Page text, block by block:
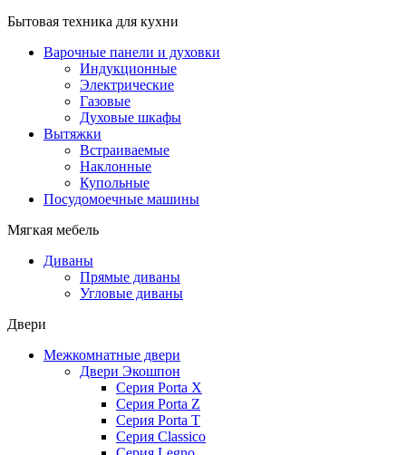
Бытовая техника для кухни
Варочные панели и духовки
Индукционные
Электрические
Газовые
Духовые шкафы
Вытяжки
Встраиваемые
Наклонные
Купольные
Посудомоечные машины
Мягкая мебель
Диваны
Прямые диваны
Угловые диваны
Двери
Межкомнатные двери
Двери Экошпон
Серия Porta X
Серия Porta Z
Серия Porta T
Серия Classico